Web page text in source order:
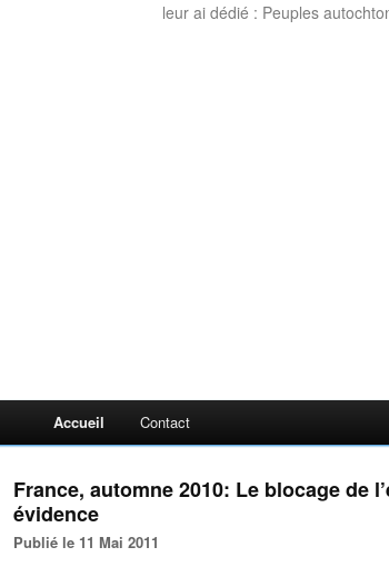
leur ai dédié : Peuples
Accueil Contact
France, automne 2010: Le blocage de
évidence
Publié le 11 Mai 2011